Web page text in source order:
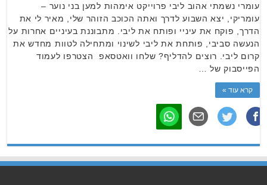
עומרי נשמתי אהוב ליבי פרוייקט אימהות למען בני נוער –
עומריקי, יצא השבוע לדרך ואתה הכוכב הזוהר שלי, מאיר לי את
הדרך, פוקח את עיניי ופותח את ליבי. מתבוננת בעיניים אחרות על
הנעשה סביבי, פותחת את ליבי לשינוי ומתחילה לטוות מחדש את
קרום ליבי. רוצים להדליף? שלחו וואטסאפ הצטרפו לעמוד
הפייסבוק של …
קרא עוד »